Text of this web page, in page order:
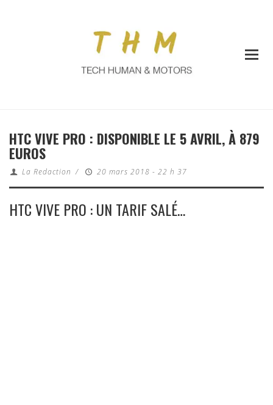
HTC VIVE PRO : DISPONIBLE LE 5 AVRIL, À 879
EUROS
La Redaction / 20 mars 2018 - 22 h 37
HTC VIVE PRO : UN TARIF SALÉ…